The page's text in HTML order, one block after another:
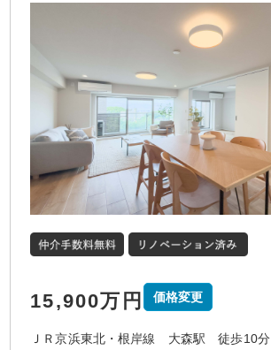
15,900万円 価格変更
ＪＲ京浜東北・根岸線 大森駅 徒歩10分